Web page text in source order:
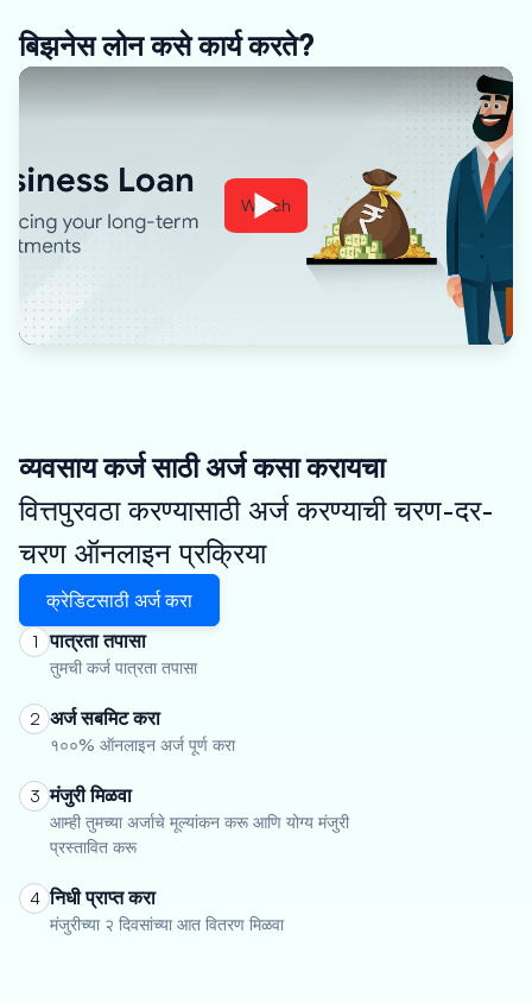
बिझनेस लोन कसे कार्य करते?
Watch
व्यवसाय कर्ज साठी अर्ज कसा करायचा
वित्तपुरवठा करण्यासाठी अर्ज करण्याची चरण-दर-
चरण ऑनलाइन प्रक्रिया
क्रेडिटसाठी अर्ज करा
1 पात्रता तपासा
तुमची कर्ज पात्रता तपासा
2 अर्ज सबमिट करा
१००% ऑनलाइन अर्ज पूर्ण करा
3 मंजुरी मिळवा
आम्ही तुमच्या अर्जाचे मूल्यांकन करू आणि योग्य मंजुरी
प्रस्तावित करू
4 निधी प्राप्त करा
मंजुरीच्या २ दिवसांच्या आत वितरण मिळवा